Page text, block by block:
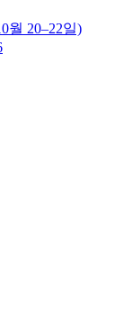
월 20–22일)